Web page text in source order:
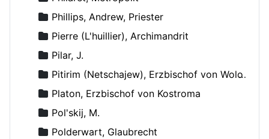
Phillips, Andrew, Priester
Pierre (L'huillier), Archimandrit
Pilar, J.
Pitirim (Netschajew), Erzbischof von Wolokolamsk und Jurjew
Platon, Erzbischof von Kostroma
Pol'skij, M.
Polderwart, Glaubrecht